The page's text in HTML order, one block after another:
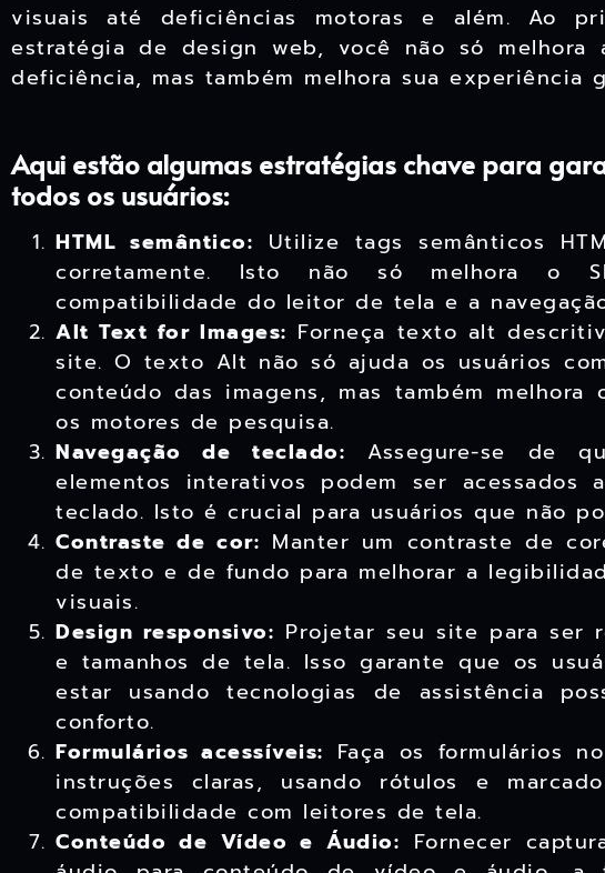
visuais até deficiências motoras e além. Ao
estratégia de design web, você não só melhora
deficiência, mas também melhora sua experiência
Aqui estão algumas estratégias chave para
todos os usuários:
HTML semântico: Utilize tags semânticos
corretamente. Isto não só melhora o
compatibilidade do leitor de tela e a
Alt Text for Images: Forneça texto alt
site. O texto Alt não só ajuda os usuários
conteúdo das imagens, mas também melhora
os motores de pesquisa.
Navegação de teclado: Assegure-se de
elementos interativos podem ser acessados
teclado. Isto é crucial para usuários que não
Contraste de cor: Manter um contraste de
de texto e de fundo para melhorar a
visuais.
Design responsivo: Projetar seu site para ser
e tamanhos de tela. Isso garante que os
estar usando tecnologias de assistência
conforto.
Formulários acessíveis: Faça os formulários
instruções claras, usando rótulos e
compatibilidade com leitores de tela.
Conteúdo de Vídeo e Áudio: Fornecer